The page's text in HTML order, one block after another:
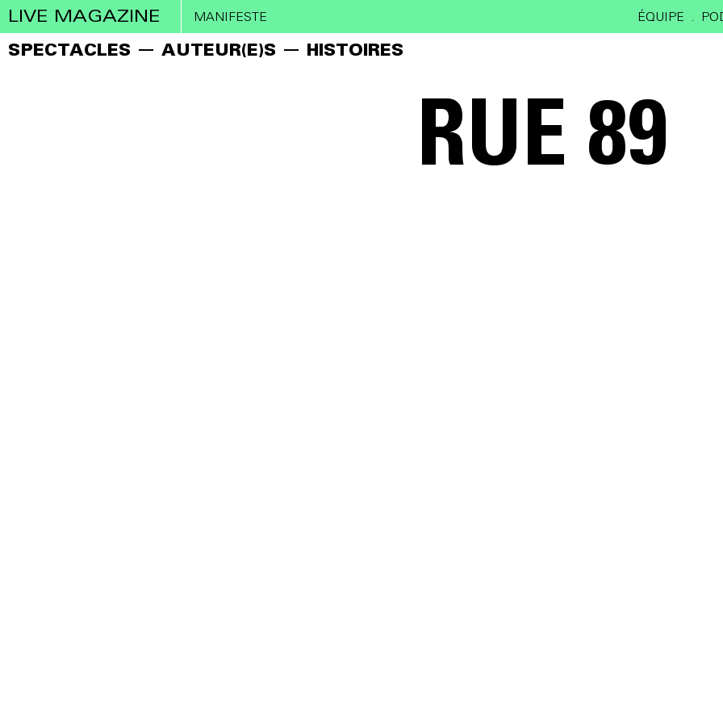
LIVE MAGAZINE MANIFESTE ÉQUIPE
SPECTACLES AUTEUR(E)S HISTOIRES
RUE 89